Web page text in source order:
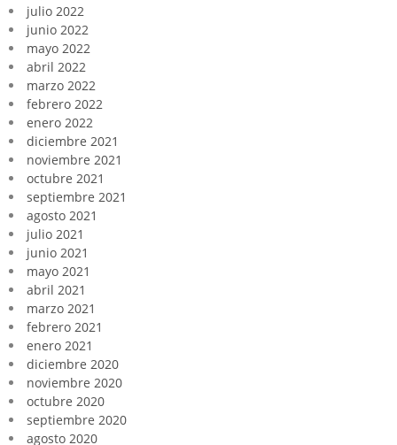
julio 2022
junio 2022
mayo 2022
abril 2022
marzo 2022
febrero 2022
enero 2022
diciembre 2021
noviembre 2021
octubre 2021
septiembre 2021
agosto 2021
julio 2021
junio 2021
mayo 2021
abril 2021
marzo 2021
febrero 2021
enero 2021
diciembre 2020
noviembre 2020
octubre 2020
septiembre 2020
agosto 2020